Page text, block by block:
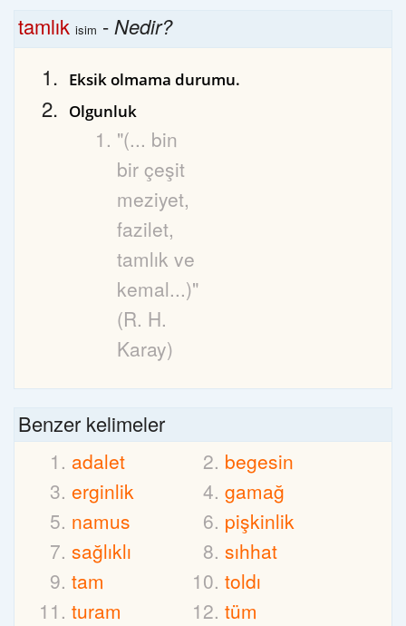
tamlık isim -Nedir?
Eksik olmama durumu.
Olgunluk
"(... bin
bir çeşit
meziyet,
fazilet,
tamlık ve
kemal...)"
(R. H.
Karay)
Benzer kelimeler
adalet
begesin
erginlik
gamağ
namus
pişkinlik
sağlıklı
sıhhat
tam
toldı
turam
tüm